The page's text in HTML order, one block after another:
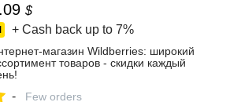
$
+ Cash back up to 7%
Wildberries: широкий
товаров - скидки каждый
- Few orders